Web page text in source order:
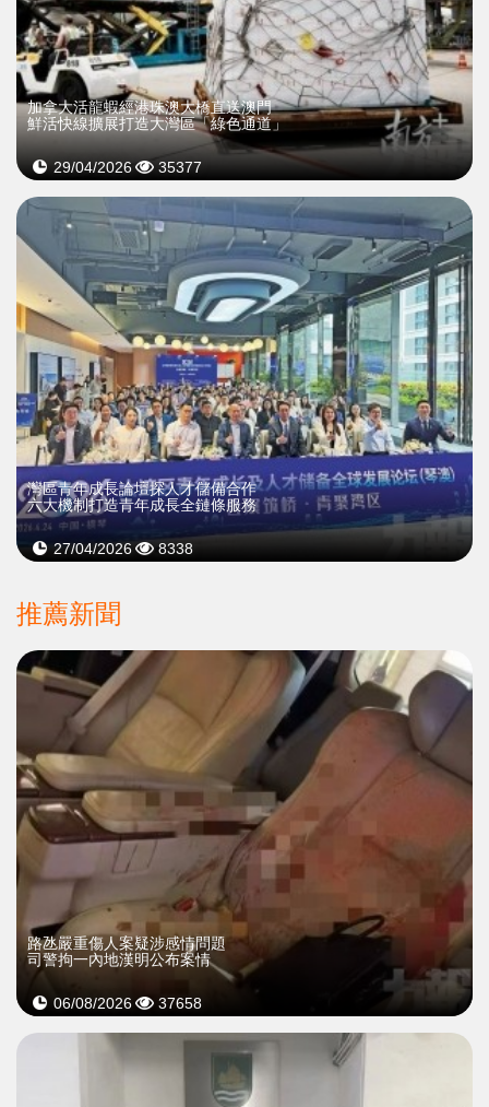
加拿大活龍蝦經港珠澳大橋直送澳門
鮮活快線擴展打造大灣區「綠色通道」
29/04/2026 35377
灣區青年成長論壇探人才儲備合作
六大機制打造青年成長全鏈條服務
27/04/2026 8338
推薦新聞
​路氹嚴重傷人案疑涉感情問題
司警拘一內地漢明公布案情
06/08/2026 37658